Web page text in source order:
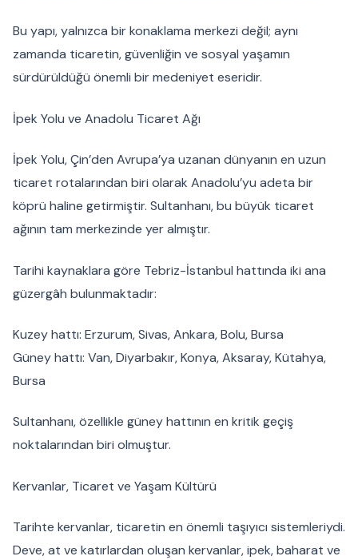
Bu yapı, yalnızca bir konaklama merkezi değil; aynı
zamanda ticaretin, güvenliğin ve sosyal yaşamın
sürdürüldüğü önemli bir medeniyet eseridir.
İpek Yolu ve Anadolu Ticaret Ağı
İpek Yolu, Çin’den Avrupa’ya uzanan dünyanın en uzun
ticaret rotalarından biri olarak Anadolu’yu adeta bir
köprü haline getirmiştir. Sultanhanı, bu büyük ticaret
ağının tam merkezinde yer almıştır.
Tarihi kaynaklara göre Tebriz-İstanbul hattında iki ana
güzergâh bulunmaktadır:
Kuzey hattı: Erzurum, Sivas, Ankara, Bolu, Bursa
Güney hattı: Van, Diyarbakır, Konya, Aksaray, Kütahya,
Bursa
Sultanhanı, özellikle güney hattının en kritik geçiş
noktalarından biri olmuştur.
Kervanlar, Ticaret ve Yaşam Kültürü
Tarihte kervanlar, ticaretin en önemli taşıyıcı sistemleriydi.
Deve, at ve katırlardan oluşan kervanlar, ipek, baharat ve